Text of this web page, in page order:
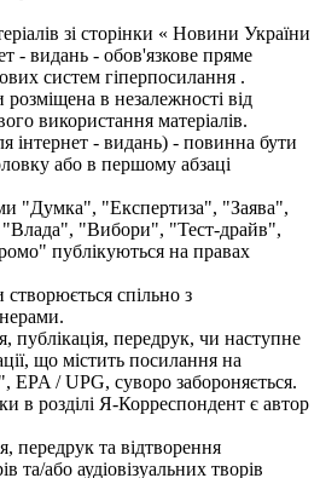
зі сторінки « Новини України
- видань - обов'язкове пряме
систем гіперпосилання .
в незалежності від
використання матеріалів.
інтернет - видань) - повинна бути
або в першому абзаці
"Думка", "Експертиза", "Заява",
"Вибори", "Тест-драйв",
публікуються на правах
спільно з
публікація, передрук, чи наступне
що містить посилання на
EPA / UPG, суворо забороняється.
в розділі Я-Корреспондент є автор
передрук та відтворення
та/або аудіовізуальних творів